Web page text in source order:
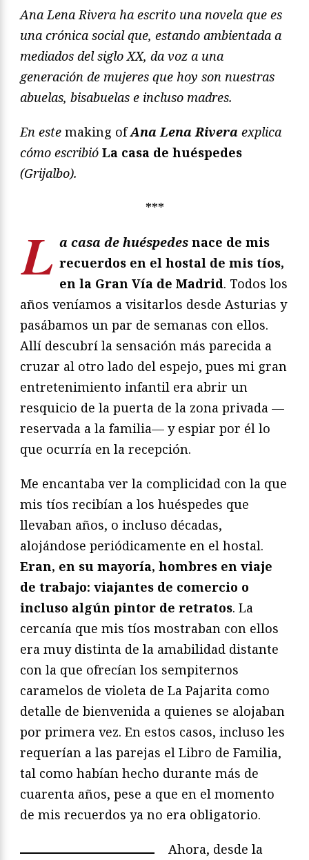
Ana Lena Rivera ha escrito una novela que es
una crónica social que, estando ambientada a
mediados del siglo XX, da voz a una
generación de mujeres que hoy son nuestras
abuelas, bisabuelas e incluso madres.
En este making ofAna Lena Rivera explica
cómo escribió La casa de huéspedes
(Grijalbo).
***
L a casa de huéspedes nace de mis
recuerdos en el hostal de mis tíos,
en la Gran Vía de Madrid. Todos los
años veníamos a visitarlos desde Asturias y
pasábamos un par de semanas con ellos.
Allí descubrí la sensación más parecida a
cruzar al otro lado del espejo, pues mi gran
entretenimiento infantil era abrir un
resquicio de la puerta de la zona privada —
reservada a la familia— y espiar por él lo
que ocurría en la recepción.
Me encantaba ver la complicidad con la que
mis tíos recibían a los huéspedes que
llevaban años, o incluso décadas,
alojándose periódicamente en el hostal.
Eran, en su mayoría, hombres en viaje
de trabajo: viajantes de comercio o
incluso algún pintor de retratos. La
cercanía que mis tíos mostraban con ellos
era muy distinta de la amabilidad distante
con la que ofrecían los sempiternos
caramelos de violeta de La Pajarita como
detalle de bienvenida a quienes se alojaban
por primera vez. En estos casos, incluso les
requerían a las parejas el Libro de Familia,
tal como habían hecho durante más de
cuarenta años, pese a que en el momento
de mis recuerdos ya no era obligatorio.
Ahora, desde la